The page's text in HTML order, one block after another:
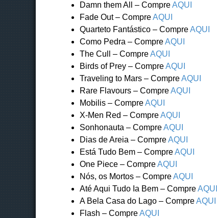
Damn them All – CompreAQUI
Fade Out – CompreAQUI
Quarteto Fantástico – CompreAQUI
Como Pedra – CompreAQUI
The Cull – CompreAQUI
Birds of Prey – CompreAQUI
Traveling to Mars – CompreAQUI
Rare Flavours – CompreAQUI
Mobilis – CompreAQUI
X-Men Red – CompreAQUI
Sonhonauta – CompreAQUI
Dias de Areia – CompreAQUI
Está Tudo Bem – CompreAQUI
One Piece – CompreAQUI
Nós, os Mortos – CompreAQUI
Até Aqui Tudo Ia Bem – CompreAQUI
A Bela Casa do Lago – CompreAQUI
Flash – CompreAQUI